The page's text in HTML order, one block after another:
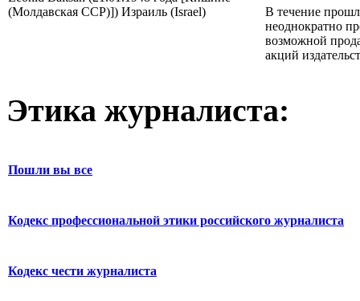
(Молдавская ССР)]) Израиль (Israel)
В течение
неоднократно
возможной
акций
Этика журналиста:
Пошли вы все
Кодекс профессиональной этики российского журналиста
Кодекс чести журналиста